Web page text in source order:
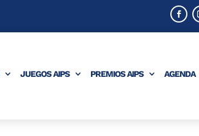
JUEGOS AIPS PREMIOS AIPS AGENDA